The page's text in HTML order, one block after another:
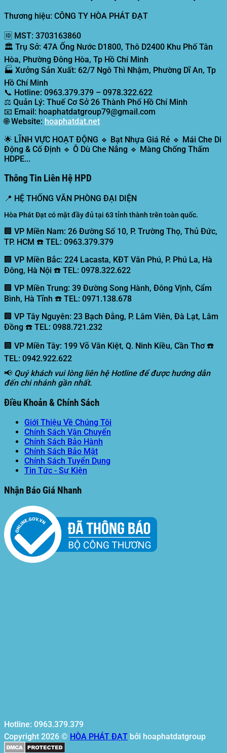
Thương hiệu: CÔNG TY HÒA PHÁT ĐẠT
🆔 MST: 3703163860
🏛️ Trụ Sở: 47A Ống Nước D1800, Thô D2400 Khu Phố Tân
Hòa, Phường Đông Hòa, Tp Hồ Chí Minh
🏭 Xưởng Sản Xuất: 62/7 Ngô Thì Nhậm, Phường Dĩ An, Tp
Hồ Chí Minh
📞 Hotline: 0963.379.379 – 0978.322.622
⚖️ Quản Lý: Thuế Cơ Sở 26 Thành Phố Hồ Chí Minh
📧 Email: hoaphatdatgroup79@gmail.com
🌐Website: hoaphatdat.net
🌟 LĨNH VỰC HOẠT ĐỘNG 🔹 Bạt Nhựa Giá Rẻ 🔹 Mái Che Di
Động & Cố Định 🔹 Ô Dù Che Nắng 🔹 Màng Chống Thấm
HDPE...
Thông Tin Liên Hệ HPD
📍 HỆ THỐNG VĂN PHÒNG ĐẠI DIỆN
Hòa Phát Đạt có mặt đầy đủ tại 63 tỉnh thành trên toàn quốc.
🏢 VP Miền Nam: 26 Đường Số 10, P. Trường Thọ, Thủ Đức,
TP. HCM ☎️ TEL: 0963.379.379
🏢 VP Miền Bắc: 224 Lacasta, KĐT Văn Phú, P. Phú La, Hà
Đông, Hà Nội ☎️ TEL: 0978.322.622
🏢 VP Miền Trung: 39 Đường Song Hành, Đông Vịnh, Cẩm
Bình, Hà Tĩnh ☎️ TEL: 0971.138.678
🏢 VP Tây Nguyên: 23 Bạch Đằng, P. Lâm Viên, Đà Lạt, Lâm
Đồng ☎️ TEL: 0988.721.232
🏢 VP Miền Tây: 199 Võ Văn Kiệt, Q. Ninh Kiều, Cần Thơ ☎️
TEL: 0942.922.622
📢 Quý khách vui lòng liên hệ Hotline để được hướng dẫn
đến chi nhánh gần nhất.
Điều Khoản & Chính Sách
Giới Thiệu Về Chúng Tôi
Chính Sách Vận Chuyển
Chính Sách Bảo Hành
Chính Sách Bảo Mật
Chính Sách Tuyển Dụng
Tin Tức - Sự Kiện
Nhận Báo Giá Nhanh
Hotline: 0963.379.379
Copyright 2026 © HÒA PHÁT ĐẠT bởi hoaphatdatgroup